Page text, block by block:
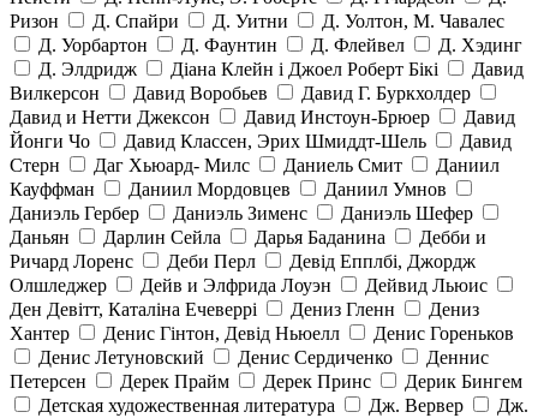
Ризон
Д. Спайри Д. Уитни
Д. Уолтон, М. Чавалес
Д. Уорбартон
Д. Фаунтин Д. Флейвел
Д. Хэдинг
Д. Элдридж
Діана Клейн і Джоел Роберт Бікі
Давид
Вилкерсон
Давид Воробьев
Давид Г. Буркхолдер
Давид и Нетти Джексон
Давид Инстоун-Брюер
Давид
Йонги Чо
Давид Классен, Эрих Шмиддт-Шель
Давид
Стерн
Даг Хьюард- Милс Даниель Смит
Даниил
Кауффман
Даниил Мордовцев
Даниил Умнов
Даниэль Гербер
Даниэль Зименс
Даниэль Шефер
Даньян
Дарлин Сейла Дарья Баданина
Дебби и
Ричард Лоренс
Деби Перл
Девід Епплбі, Джордж
Олшледжер
Дейв и Элфрида Лоуэн
Дейвид Льюис
Ден Девітт, Каталіна Ечеверрі
Дениз Гленн
Дениз
Хантер
Денис Гінтон, Девід Ньюелл
Денис Гореньков
Денис Летуновский
Денис Сердиченко
Деннис
Петерсен
Дерек Прайм Дерек Принс
Дерик Бингем
Детская художественная литература
Дж. Вервер
Дж.